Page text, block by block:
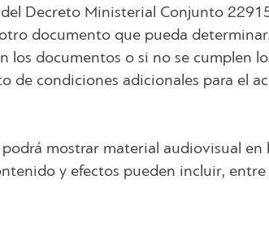
Decreto Ministerial Conjunto
documento que pueda
los documentos o si no se cumplen
condiciones adicionales para el
mostrar material audiovisual
y efectos pueden incluir,